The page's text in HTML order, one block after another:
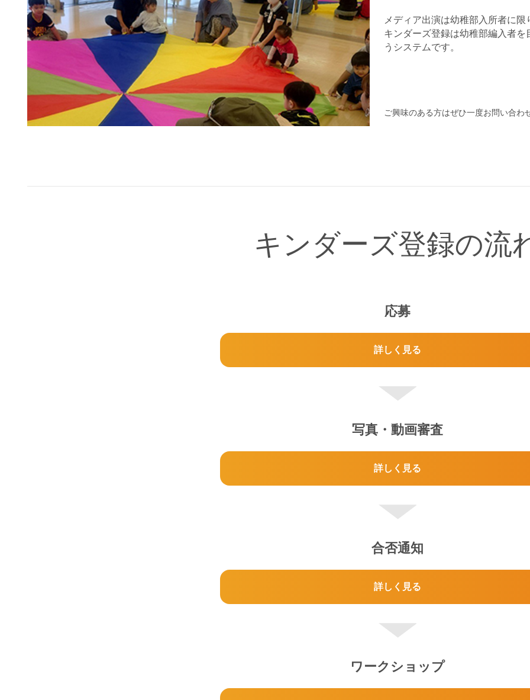
メディア出演は幼稚部入所者に限
キンダーズ登録は幼稚部編入者
うシステムです。
ご興味のある方はぜひ一度お問い合わ
キンダーズ登録の流
応募
詳しく見る
写真・動画審査
詳しく見る
合否通知
詳しく見る
ワークショップ